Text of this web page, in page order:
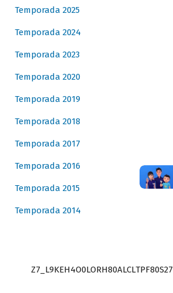
Temporada 2025
Temporada 2024
Temporada 2023
Temporada 2020
Temporada 2019
Temporada 2018
Temporada 2017
Temporada 2016
Temporada 2015
Temporada 2014
Z7_L9KEH4O0LORH80ALCLTPF80S27